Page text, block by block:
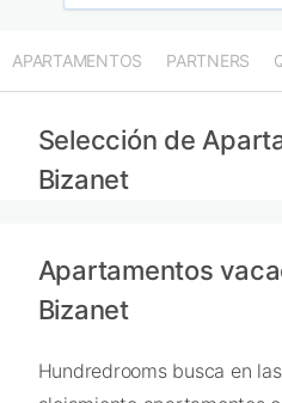
APARTAMENTOS PARTNERS
Selección de
Bizanet
Apartamentos
Bizanet
Hundredrooms busca en